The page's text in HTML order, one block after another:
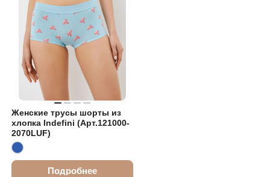
Женские трусы шорты из
хлопка Indefini (Арт.121000-
2070LUF)
Подробнее